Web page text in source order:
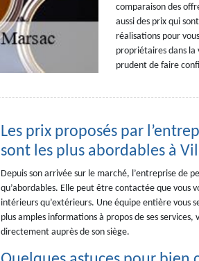
comparaison des
aussi des prix qui
réalisations pour
propriétaires dans la
prudent de faire
Les prix proposés par
sont les plus abordables à
Depuis son arrivée sur le marché, l’entreprise de
qu’abordables. Elle peut être contactée que vous
intérieurs qu’extérieurs. Une équipe entière vous
plus amples informations à propos de ses
directement auprès de son siège.